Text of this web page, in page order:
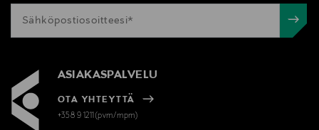
ASIAKASPALVELU
OTA YHTEYTTÄ
+358 9 1211(pvm/mpm)